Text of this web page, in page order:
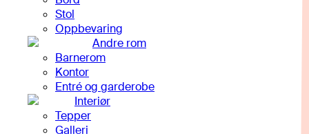
Stol
Oppbevaring
Andre rom
Barnerom
Kontor
Entré og garderobe
Interiør
Tepper
Galleri